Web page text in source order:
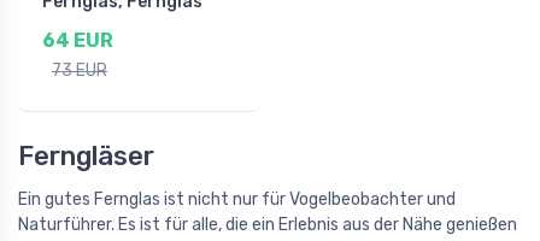
64 EUR
73 EUR
Ferngläser
Ein gutes Fernglas ist nicht nur für Vogelbeobachter und
Naturführer. Es ist für alle, die ein Erlebnis aus der Nähe genießen